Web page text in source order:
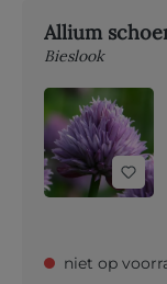
Allium
Bieslook
niet op